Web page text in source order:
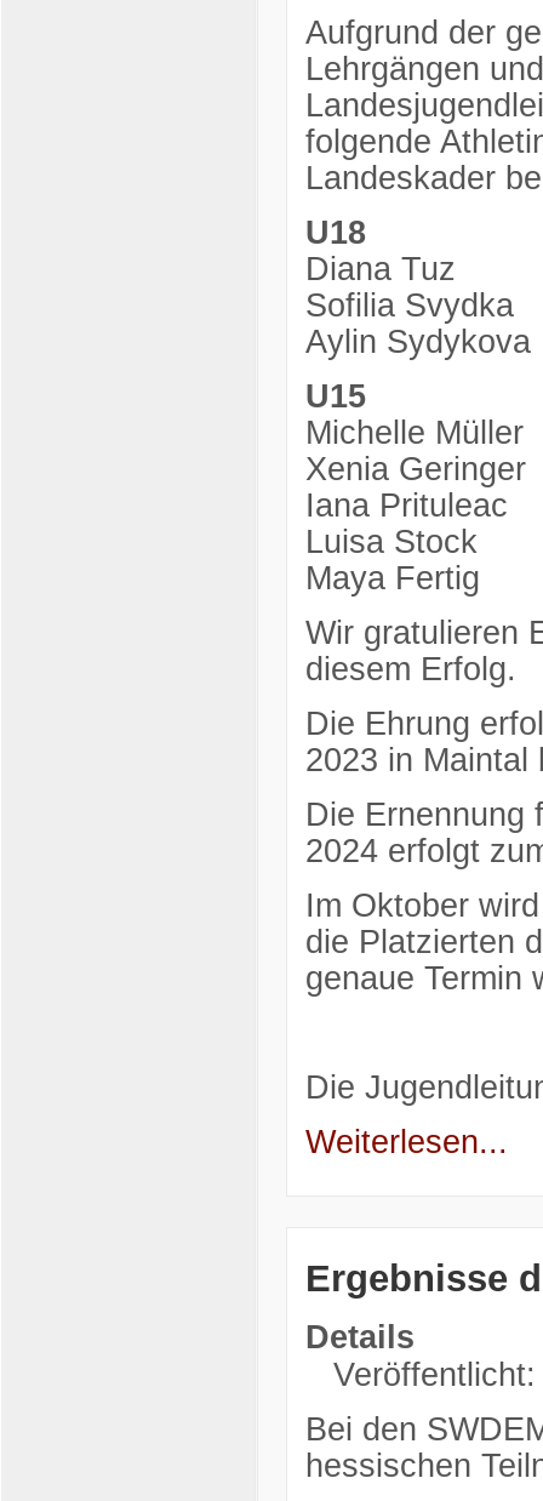
Aufgrund der
Lehrgängen
folgende
Landeskader
U18
Diana Tuz
Sofilia Svydka
Aylin Sydykova
U15
Michelle Müller
Xenia Geringer
Iana Prituleac
Luisa Stock
Maya Fertig
Wir gratulieren
diesem Erfolg.
Die Ehrung
2023 in Maintal
Die Ernennung
2024 erfolgt
Im Oktober
die Platzierten
genaue Termin
Die
Weiterlesen...
Ergebnisse
Details
Bei den
hessischen